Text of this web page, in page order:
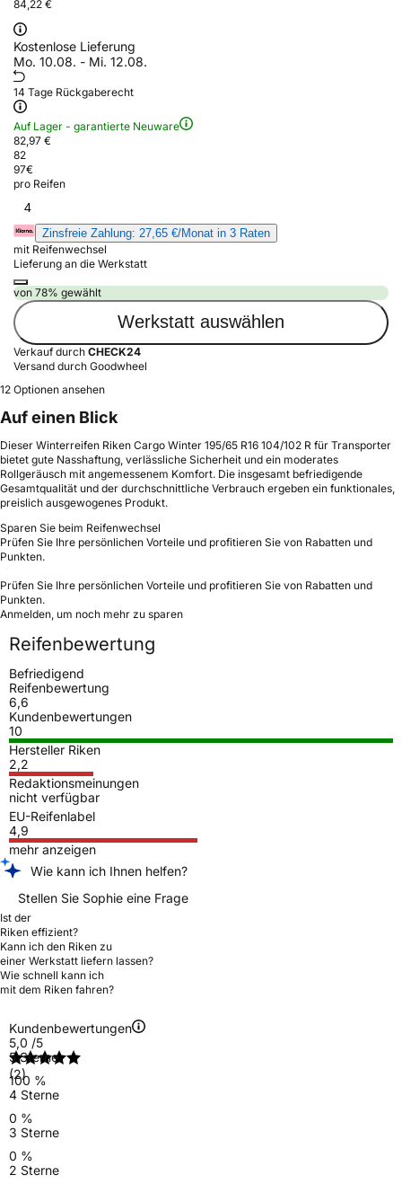
84,22 €
Kostenlose Lieferung
Mo. 10.08. - Mi. 12.08.
14 Tage Rückgaberecht
Auf Lager - garantierte Neuware
82,97 €
82
97€
pro Reifen
4
Zinsfreie Zahlung: 27,65 €/Monat in 3 Raten
mit Reifenwechsel
Lieferung an die Werkstatt
von 78% gewählt
Werkstatt auswählen
Verkauf durch CHECK24
Versand durch Goodwheel
12 Optionen ansehen
Auf einen Blick
Dieser Winterreifen Riken Cargo Winter 195/65 R16 104/102 R für Transporter
bietet gute Nasshaftung, verlässliche Sicherheit und ein moderates
Rollgeräusch mit angemessenem Komfort. Die insgesamt befriedigende
Gesamtqualität und der durchschnittliche Verbrauch ergeben ein funktionales,
preislich ausgewogenes Produkt.
Sparen Sie beim Reifenwechsel
Prüfen Sie Ihre persönlichen Vorteile und profitieren Sie von Rabatten und
Punkten.
Prüfen Sie Ihre persönlichen Vorteile und profitieren Sie von Rabatten und
Punkten.
Anmelden, um noch mehr zu sparen
Reifenbewertung
Befriedigend
Reifenbewertung
6,6
Kundenbewertungen
10
Hersteller Riken
2,2
Redaktionsmeinungen
nicht verfügbar
EU-Reifenlabel
4,9
mehr anzeigen
Wie kann ich Ihnen helfen?
Stellen Sie Sophie eine Frage
Ist der
Riken effizient?
Kann ich den Riken zu
einer Werkstatt liefern lassen?
Wie schnell kann ich
mit dem Riken fahren?
Kundenbewertungen
5,0 /5
(2)
5 Sterne
100 %
4 Sterne
0 %
3 Sterne
0 %
2 Sterne